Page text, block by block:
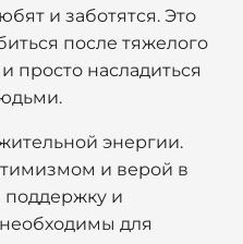
и заботятся. Это
после тяжелого
просто насладиться
энергии.
и верой в
поддержку и
для